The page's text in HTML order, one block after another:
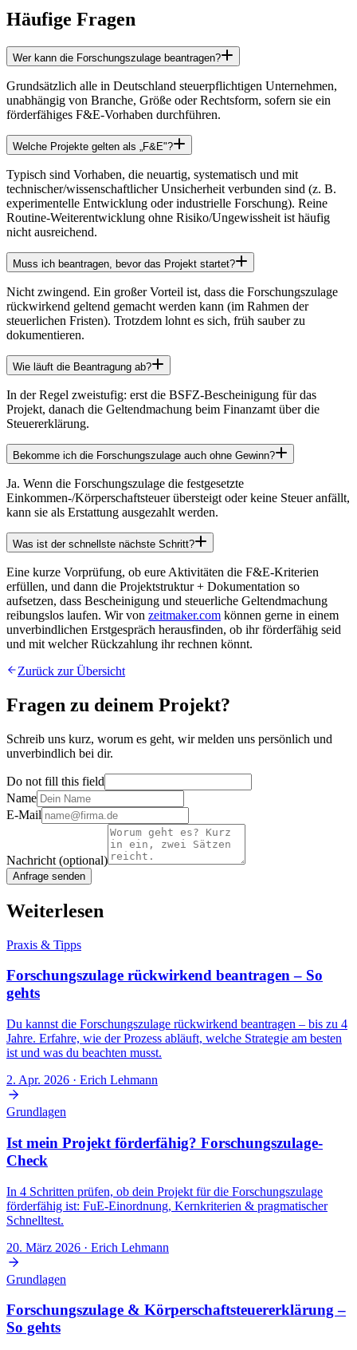
Häufige Fragen
Wer kann die Forschungszulage beantragen?
Grundsätzlich alle in Deutschland steuerpflichtigen Unternehmen,
unabhängig von Branche, Größe oder Rechtsform, sofern sie ein
förderfähiges F&E-Vorhaben durchführen.
Welche Projekte gelten als „F&E"?
Typisch sind Vorhaben, die neuartig, systematisch und mit
technischer/wissenschaftlicher Unsicherheit verbunden sind (z. B.
experimentelle Entwicklung oder industrielle Forschung). Reine
Routine-Weiterentwicklung ohne Risiko/Ungewissheit ist häufig
nicht ausreichend.
Muss ich beantragen, bevor das Projekt startet?
Nicht zwingend. Ein großer Vorteil ist, dass die Forschungszulage
rückwirkend geltend gemacht werden kann (im Rahmen der
steuerlichen Fristen). Trotzdem lohnt es sich, früh sauber zu
dokumentieren.
Wie läuft die Beantragung ab?
In der Regel zweistufig: erst die BSFZ-Bescheinigung für das
Projekt, danach die Geltendmachung beim Finanzamt über die
Steuererklärung.
Bekomme ich die Forschungszulage auch ohne Gewinn?
Ja. Wenn die Forschungszulage die festgesetzte
Einkommen-/Körperschaftsteuer übersteigt oder keine Steuer anfällt,
kann sie als Erstattung ausgezahlt werden.
Was ist der schnellste nächste Schritt?
Eine kurze Vorprüfung, ob eure Aktivitäten die F&E-Kriterien
erfüllen, und dann die Projektstruktur + Dokumentation so
aufsetzen, dass Bescheinigung und steuerliche Geltendmachung
reibungslos laufen. Wir von zeitmaker.com können gerne in einem
unverbindlichen Erstgespräch herausfinden, ob ihr förderfähig seid
und mit welcher Rückzahlung ihr rechnen könnt.
Zurück zur Übersicht
Fragen zu deinem Projekt?
Schreib uns kurz, worum es geht, wir melden uns persönlich und
unverbindlich bei dir.
Do not fill this field
Name
E-Mail
Nachricht (optional)
Anfrage senden
Weiterlesen
Praxis & Tipps
Forschungszulage rückwirkend beantragen – So
gehts
Du kannst die Forschungszulage rückwirkend beantragen – bis zu 4
Jahre. Erfahre, wie der Prozess abläuft, welche Strategie am besten
ist und was du beachten musst.
2. Apr. 2026 · Erich Lehmann
Grundlagen
Ist mein Projekt förderfähig? Forschungszulage-
Check
In 4 Schritten prüfen, ob dein Projekt für die Forschungszulage
förderfähig ist: FuE-Einordnung, Kernkriterien & pragmatischer
Schnelltest.
20. März 2026 · Erich Lehmann
Grundlagen
Forschungszulage & Körperschaftsteuererklärung –
So gehts